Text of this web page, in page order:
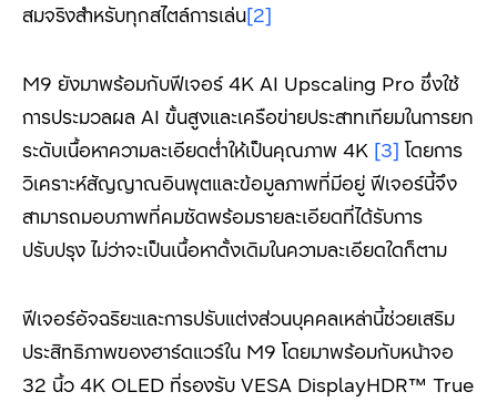
สมจริงสำหรับทุกสไตล์การเล่น[2]
M9 ยังมาพร้อมกับฟีเจอร์ 4K AI Upscaling Pro ซึ่งใช้
การประมวลผล AI ขั้นสูงและเครือข่ายประสาทเทียมในการยก
ระดับเนื้อหาความละเอียดต่ำให้เป็นคุณภาพ 4K [3] โดยการ
วิเคราะห์สัญญาณอินพุตและข้อมูลภาพที่มีอยู่ ฟีเจอร์นี้จึง
สามารถมอบภาพที่คมชัดพร้อมรายละเอียดที่ได้รับการ
ปรับปรุง ไม่ว่าจะเป็นเนื้อหาดั้งเดิมในความละเอียดใดก็ตาม
ฟีเจอร์อัจฉริยะและการปรับแต่งส่วนบุคคลเหล่านี้ช่วยเสริม
ประสิทธิภาพของฮาร์ดแวร์ใน M9 โดยมาพร้อมกับหน้าจอ
32 นิ้ว 4K OLED ที่รองรับ VESA DisplayHDR™ True